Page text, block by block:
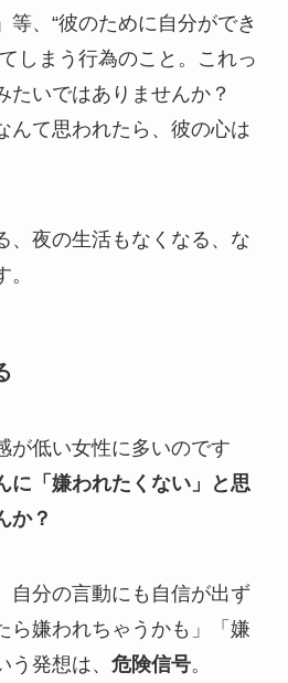
等、“彼のために自分ができ
しまう行為のこと。これっ
いではありませんか？
んて思われたら、彼の心は
、夜の生活もなくなる、な
が低い女性に多いのです
に「嫌われたくない」と思
か？
自分の言動にも自信が出ず
ら嫌われちゃうかも」「嫌
発想は、 危険信号。